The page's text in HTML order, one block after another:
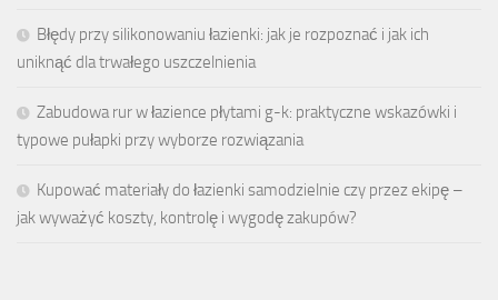
Błędy przy silikonowaniu łazienki: jak je rozpoznać i jak ich
uniknąć dla trwałego uszczelnienia
Zabudowa rur w łazience płytami g-k: praktyczne wskazówki i
typowe pułapki przy wyborze rozwiązania
Kupować materiały do łazienki samodzielnie czy przez ekipę –
jak wyważyć koszty, kontrolę i wygodę zakupów?